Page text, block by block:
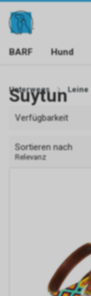
BARF Hund
Unterwegs Leine
Suytun
Verfügbarkeit
Sortieren nach
Relevanz